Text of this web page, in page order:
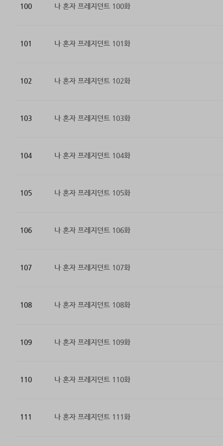
100 나 혼자 프레지던트 100화
101 나 혼자 프레지던트 101화
102 나 혼자 프레지던트 102화
103 나 혼자 프레지던트 103화
104 나 혼자 프레지던트 104화
105 나 혼자 프레지던트 105화
106 나 혼자 프레지던트 106화
107 나 혼자 프레지던트 107화
108 나 혼자 프레지던트 108화
109 나 혼자 프레지던트 109화
110 나 혼자 프레지던트 110화
111 나 혼자 프레지던트 111화